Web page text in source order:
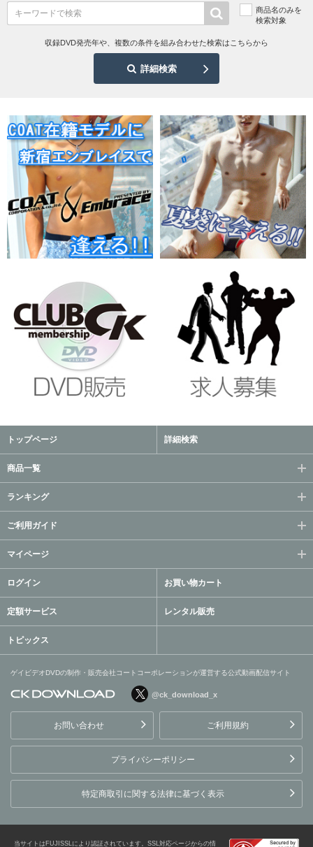
商品名のみを
検索対象
収録DVD発売年や、複数の条件を組み合わせた検索はこちらから
詳細検索
トップページ 詳細検索
商品一覧
ランキング
ご利用ガイド
マイページ
ログイン お買い物カート
定額サービス レンタル販売
トピックス
ゲイビデオDVDの制作・販売会社コートコーポレーションが運営する公式動画配信サイト
ョンが運営する公式動画配
信サイト
@ck_download_x
お問い合わせ ご利用規約
プライバシーポリシー
特定商取引に関する法律に基づく表示
当サイトはFUJISSLにより認証されています。SSL対応ページからの情